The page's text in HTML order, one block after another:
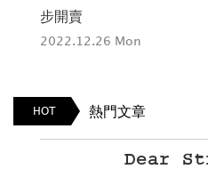
步開賣
2022.12.26 Mon
HOT 熱門文章
Dear